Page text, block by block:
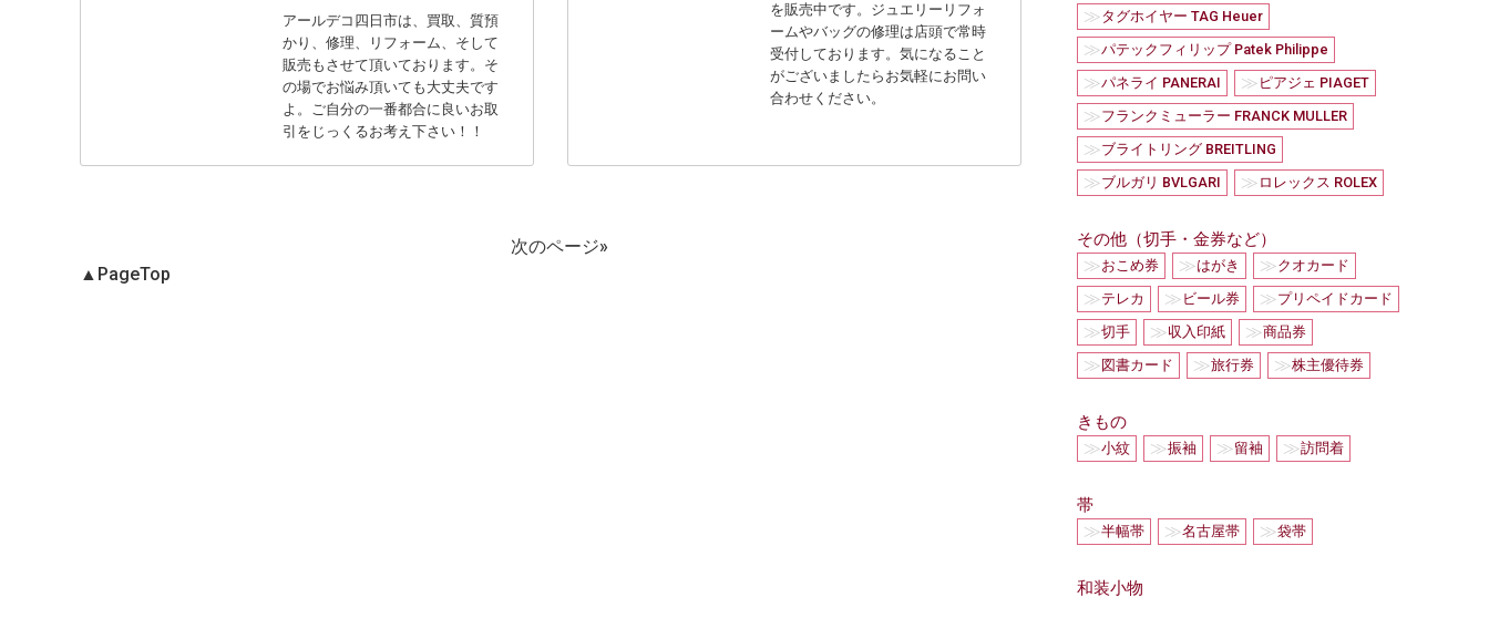
アールデコ四日市は、買取、質預
かり、修理、リフォーム、そして
販売もさせて頂いております。そ
の場でお悩み頂いても大丈夫です
よ。ご自分の一番都合に良いお取
引をじっくるお考え下さい！！
を販売中です。ジュエリーリフォ
ームやバッグの修理は店頭で常時
受付しております。気になること
がございましたらお気軽にお問い
合わせください。
次のページ»
▲ PageTop
≫タグホイヤー TAG Heuer
≫パテックフィリップ Patek Philippe
≫パネライ PANERAI ≫ ピアジェ PIAGET
≫フランクミューラー FRANCK MULLER
≫ブライトリング BREITLING
≫ブルガリ BVLGARI ≫ ロレックス ROLEX
その他（切手・金券など）
≫おこめ券 ≫はがき ≫クオカード
≫テレカ ≫ ビール券 ≫プリペイドカード
≫切手 ≫収入印紙 ≫商品券
≫ 図書カード ≫旅行券 ≫株主優待券
きもの
≫小紋 ≫振袖 ≫留袖 ≫訪問着
帯
≫半幅帯 ≫名古屋帯 ≫袋帯
和装小物